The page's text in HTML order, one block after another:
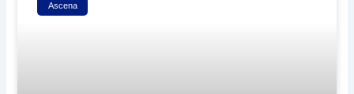
Ascena